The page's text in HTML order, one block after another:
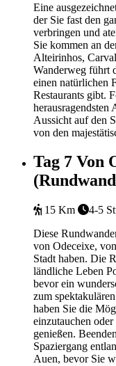
Eine
der Sie fast den
verbringen und
Sie kommen an
Alteirinhos,
Wanderweg führt
einen natürlichen
Restaurants gibt.
herausragendsten
Aussicht auf den
von den
Tag 7 Von
15 Km 4-5
Diese
von Odeceixe,
Stadt haben. Die
ländliche Leben
bevor ein
zum
haben Sie die
einzutauchen
genießen.
Spaziergang
Auen, bevor Sie